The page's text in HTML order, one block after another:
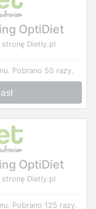
OptiDiet
stronę Dietly.pl
Pobrano 50 razy.
OptiDiet
stronę Dietly.pl
Pobrano 125 razy.